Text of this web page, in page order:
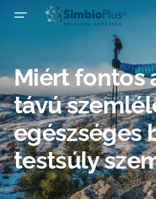
UGRÁS A
Miért fontos
távú
egészséges
testsúly